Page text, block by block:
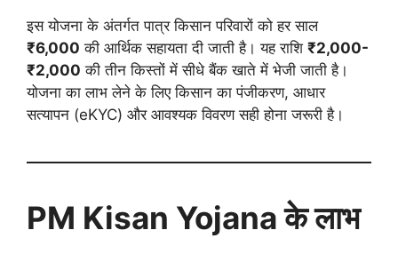
इस योजना के अंतर्गत पात्र किसान परिवारों को हर साल
₹6,000 की आर्थिक सहायता दी जाती है। यह राशि ₹2,000-
₹2,000 की तीन किस्तों में सीधे बैंक खाते में भेजी जाती है।
योजना का लाभ लेने के लिए किसान का पंजीकरण, आधार
सत्यापन (eKYC) और आवश्यक विवरण सही होना जरूरी है।
PM Kisan Yojana के लाभ